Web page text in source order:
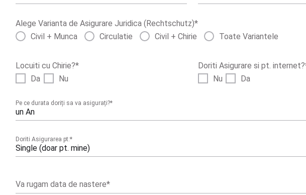
Alege Varianta de Asigurare Juridica (Rechtschutz)*
Civil + Munca
Circulatie Civil + Chirie Toate Variantele
Locuiti cu Chirie?*
Da
Nu
Doriti Asigurare si pt. internet?
Nu
Da
un An
Pe ce durata doriți sa va asigurați?*
Single (doar pt. mine)
Doriti Asigurarea pt:*
Va rugam data de nastere*